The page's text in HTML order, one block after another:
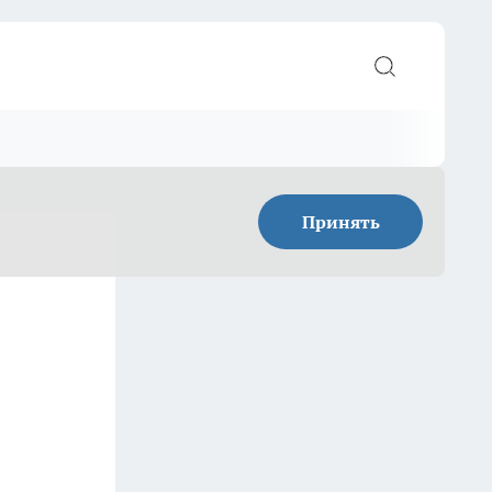
Принять